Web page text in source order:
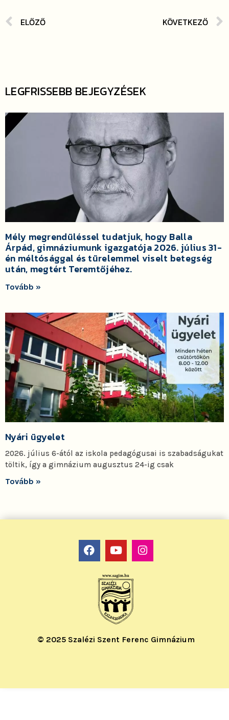
ELŐZŐ KÖVETKEZŐ
LEGFRISSEBB BEJEGYZÉSEK
Mély megrendüléssel tudatjuk, hogy Balla
Árpád, gimnáziumunk igazgatója 2026. július 31-
én méltósággal és türelemmel viselt betegség
után, megtért Teremtőjéhez.
Tovább »
Nyári ügyelet
2026. július 6-ától az iskola pedagógusai is szabadságukat
töltik, így a gimnázium augusztus 24-ig csak
Tovább »
© 2025 Szalézi Szent Ferenc Gimnázium